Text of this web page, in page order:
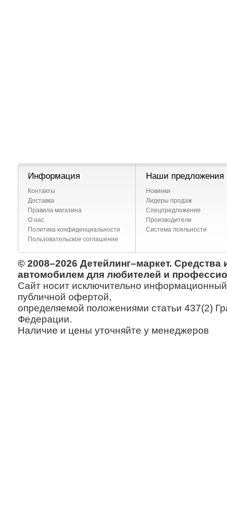
Информация
Контакты
Доставка
Правила магазина
О нас
Политика конфиденциальности
Пользовательское соглашение
Наши предложения
Новинки
Лидеры продаж
Спецпредложение
Производители
Система лояльности
© 2008–2026 Детейлинг–маркет. Средства
автомобилем для любителей и
Сайт носит исключительно информационный
публичной офертой,
определяемой положениями статьи 437(2)
Федерации.
Наличие и цены уточняйте у менеджеров